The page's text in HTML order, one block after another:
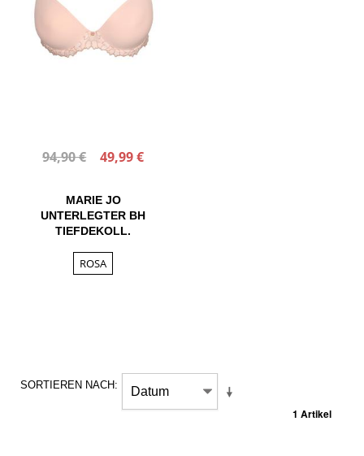
94,90 € 49,99 €
MARIE JO
UNTERLEGTER BH
TIEFDEKOLL.
ROSA
SORTIEREN NACH
1 Artikel